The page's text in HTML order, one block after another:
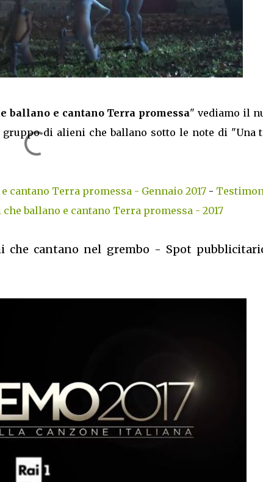
ballano e cantano Terra promessa" vediamo il
gruppo di alieni che ballano sotto le note di "Una
cantano Terra promessa - Gennaio 2017 -
ballano e cantano Terra promessa - 2017
che cantano nel grembo - Spot